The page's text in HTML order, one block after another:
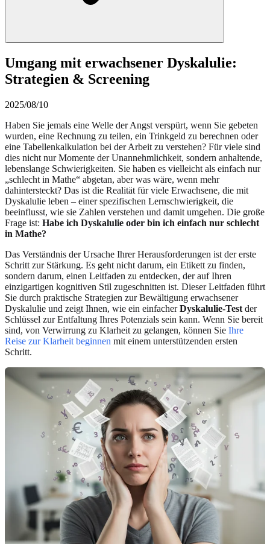
Umgang mit erwachsener Dyskalulie:
Strategien & Screening
2025/08/10
Haben Sie jemals eine Welle der Angst verspürt, wenn Sie gebeten
wurden, eine Rechnung zu teilen, ein Trinkgeld zu berechnen oder
eine Tabellenkalkulation bei der Arbeit zu verstehen? Für viele sind
dies nicht nur Momente der Unannehmlichkeit, sondern anhaltende,
lebenslange Schwierigkeiten. Sie haben es vielleicht als einfach nur
„schlecht in Mathe“ abgetan, aber was wäre, wenn mehr
dahintersteckt? Das ist die Realität für viele Erwachsene, die mit
Dyskalulie leben – einer spezifischen Lernschwierigkeit, die
beeinflusst, wie sie Zahlen verstehen und damit umgehen. Die große
Frage ist: Habe ich Dyskalulie oder bin ich einfach nur schlecht
in Mathe?
Das Verständnis der Ursache Ihrer Herausforderungen ist der erste
Schritt zur Stärkung. Es geht nicht darum, ein Etikett zu finden,
sondern darum, einen Leitfaden zu entdecken, der auf Ihren
einzigartigen kognitiven Stil zugeschnitten ist. Dieser Leitfaden führt
Sie durch praktische Strategien zur Bewältigung erwachsener
Dyskalulie und zeigt Ihnen, wie ein einfacherDyskalulie-Test der
Schlüssel zur Entfaltung Ihres Potenzials sein kann. Wenn Sie bereit
sind, von Verwirrung zu Klarheit zu gelangen, können Sie Ihre
Reise zur Klarheit beginnen mit einem unterstützenden ersten
Schritt.